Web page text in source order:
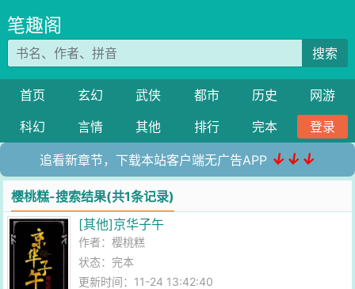
笔趣阁
搜索
首页 玄幻 武侠 都市 历史
网游
科幻
言情 其他 排行 完本 登录
追看新章节，下载本站客户端无广告APP ↓↓↓
樱桃糕-搜索结果(共1条记录)
[其他]京华子午
作者：樱桃糕
状态：完本
更新时间：11-24 13:42:40